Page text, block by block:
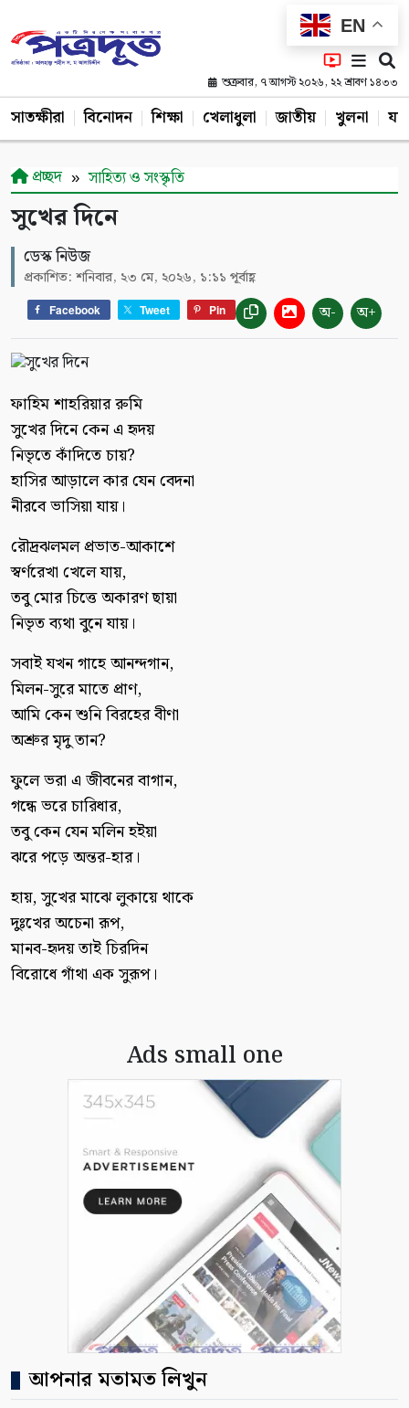
EN
শুক্রবার, ৭ আগস্ট ২০২৬, ২২ শ্রাবণ ১৪৩৩
সাতক্ষীরা বিনোদন শিক্ষা খেলাধুলা জাতীয় খুলনা
প্রচ্ছদ সাহিত্য ও সংস্কৃতি
সুখের দিনে
ডেস্ক নিউজ
প্রকাশিত: শনিবার, ২৩ মে, ২০২৬, ১:১১ পূর্বাহ্ণ
Facebook Tweet Pin অ- অ+
ফাহিম শাহরিয়ার রুমি
সুখের দিনে কেন এ হৃদয়
নিভৃতে কাঁদিতে চায়?
হাসির আড়ালে কার যেন বেদনা
নীরবে ভাসিয়া যায়।
রৌদ্রঝলমল প্রভাত-আকাশে
স্বর্ণরেখা খেলে যায়,
তবু মোর চিত্তে অকারণ ছায়া
নিভৃত ব্যথা বুনে যায়।
সবাই যখন গাহে আনন্দগান,
মিলন-সুরে মাতে প্রাণ,
আমি কেন শুনি বিরহের বীণা
অশ্রুর মৃদু তান?
ফুলে ভরা এ জীবনের বাগান,
গন্ধে ভরে চারিধার,
তবু কেন যেন মলিন হইয়া
ঝরে পড়ে অন্তর-হার।
হায়, সুখের মাঝে লুকায়ে থাকে
দুঃখের অচেনা রূপ,
মানব-হৃদয় তাই চিরদিন
বিরোধে গাঁথা এক সুরূপ।
Ads small one
আপনার মতামত লিখুন